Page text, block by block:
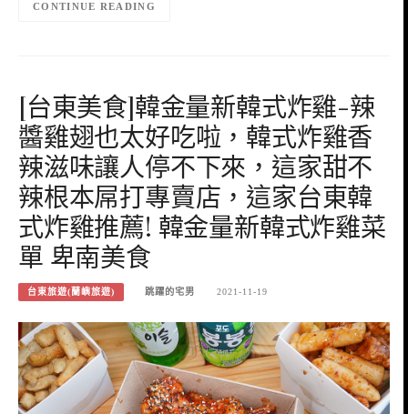
CONTINUE READING
[台東美食]韓金量新韓式炸雞-辣
醬雞翅也太好吃啦，韓式炸雞香
辣滋味讓人停不下來，這家甜不
辣根本屌打專賣店，這家台東韓
式炸雞推薦! 韓金量新韓式炸雞菜
單 卑南美食
台東旅遊(蘭嶼旅遊) 跳躍的宅男 2021-11-19